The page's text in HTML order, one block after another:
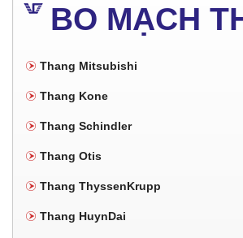
BO MẠCH
Thang Mitsubishi
Thang Kone
Thang Schindler
Thang Otis
Thang ThyssenKrupp
Thang HuynDai